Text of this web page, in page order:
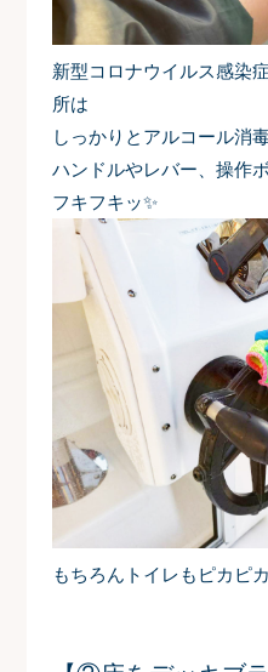
新型コロナウイルス感染
所は
しっかりとアルコール消
ハンドルやレバー、操作
フキフキッ✨
もちろんトイレもピカピ